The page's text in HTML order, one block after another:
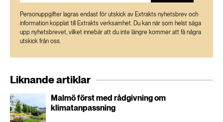
Personuppgifter lagras endast för utskick av Extrakts nyhetsbrev och
information kopplat till Extrakts verksamhet. Du kan när som helst säga
upp nyhetsbrevet, vilket innebär att du inte längre kommer att få några
utskick från oss.
Liknande artiklar
Malmö först med rådgivning om
klimatanpassning